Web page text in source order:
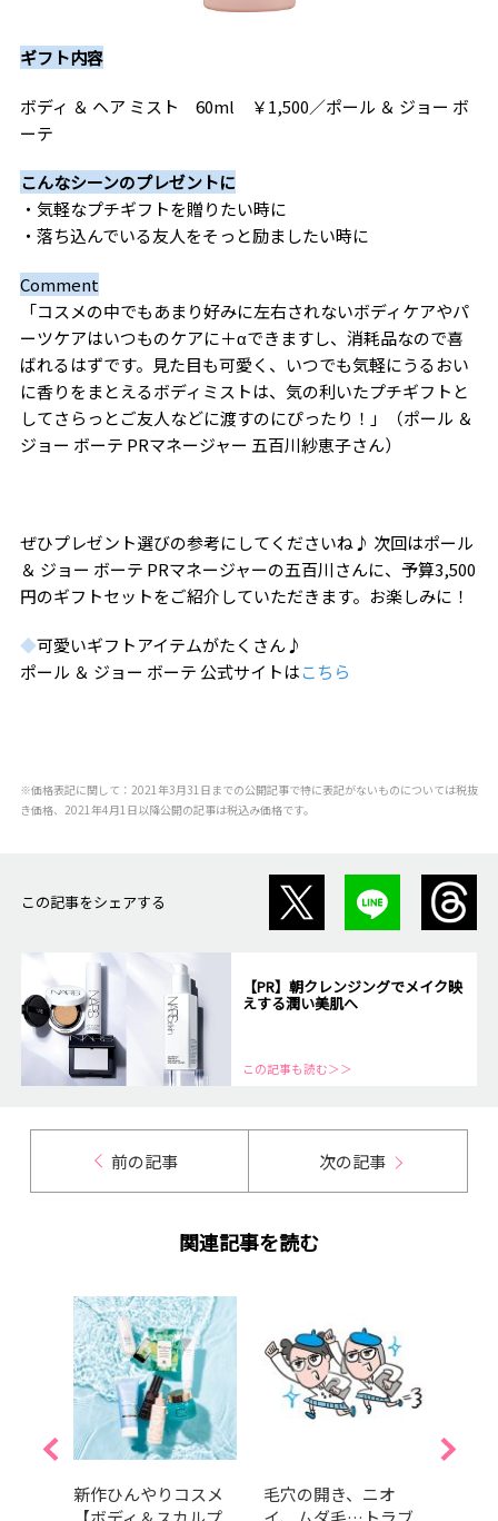
ギフト内容
ボディ ＆ ヘア ミスト 60ml ￥1,500／ポール ＆ ジョー ボ
ーテ
こんなシーンのプレゼントに
・気軽なプチギフトを贈りたい時に
・落ち込んでいる友人をそっと励ましたい時に
Comment
「コスメの中でもあまり好みに左右されないボディケアやパ
ーツケアはいつものケアに＋αできますし、消耗品なので喜
ばれるはずです。見た目も可愛く、いつでも気軽にうるおい
に香りをまとえるボディミストは、気の利いたプチギフトと
してさらっとご友人などに渡すのにぴったり！」（ポール ＆
ジョー ボーテ PRマネージャー 五百川紗恵子さん）
ぜひプレゼント選びの参考にしてくださいね♪ 次回はポール
＆ ジョー ボーテ PRマネージャーの五百川さんに、予算3,500
円のギフトセットをご紹介していただきます。お楽しみに！
◆可愛いギフトアイテムがたくさん♪
ポール ＆ ジョー ボーテ 公式サイトはこちら
※価格表記に関して：2021年3月31日までの公開記事で特に表記がないものについては税抜
き価格、2021年4月1日以降公開の記事は税込み価格です。
この記事をシェアする
【PR】朝クレンジングでメイク映
えする潤い美肌へ
この記事も読む＞＞
前の記事 次の記事
関連記事を読む
新作ひんやりコスメ
毛穴の開き、ニオ